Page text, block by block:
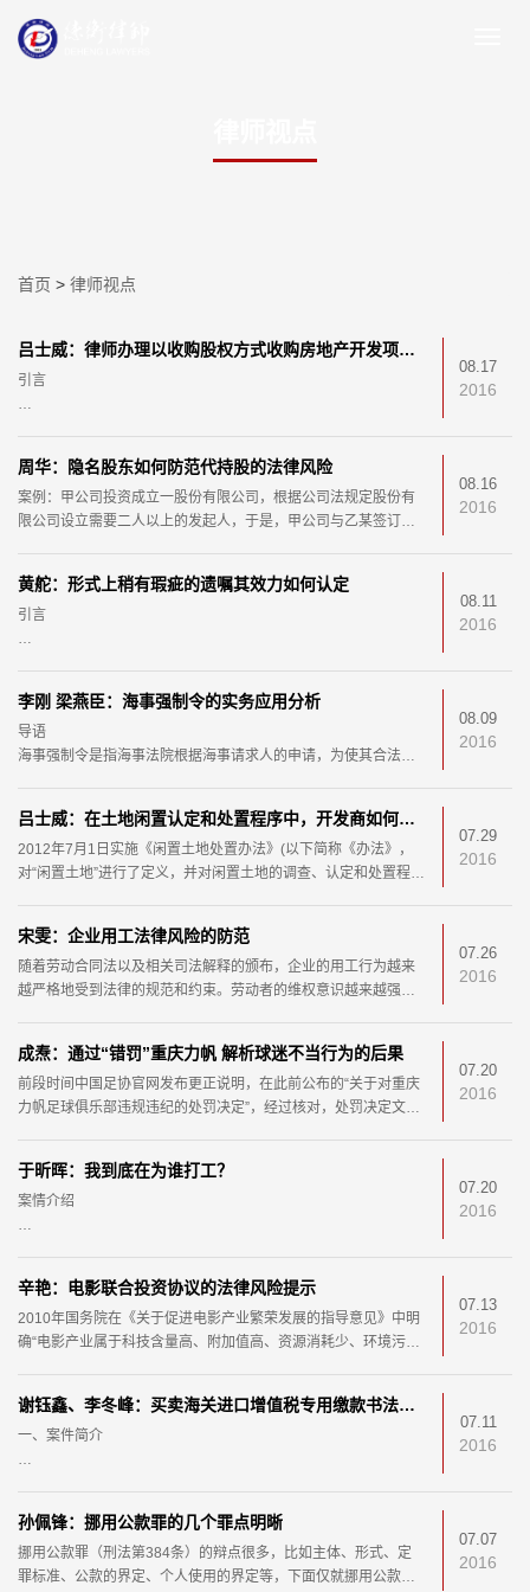
首页 > 律师视点
吕士威：律师办理以收购股权方式收购房地产开发项目之业务操作指引
引言
（随着《国有土地上房屋征收与补偿条例
08.17
2016
周华：隐名股东如何防范代持股的法律风险
案例：甲公司投资成立一股份有限公司，根据公司法规定股份有
限公司设立需要二人以上的发起人，于是，甲公司与乙某签订
08.16
2016
黄舵：形式上稍有瑕疵的遗嘱其效力如何认定
引言
的遗嘱，如内容合法，又有充分证据证
08.11
2016
李刚 梁燕臣：海事强制令的实务应用分析
导语
海事强制令是指海事法院根据海事请求人的申请，为使其合法权
08.09
2016
吕士威：在土地闲置认定和处置程序中，开发商如何维护自身利益？
2012年7月1日实施《闲置土地处置办法》(以下简称《办法》，
对“闲置土地”进行了定义，并对闲置土地的调查、认定和处置程序
07.29
2016
宋雯：企业用工法律风险的防范
随着劳动合同法以及相关司法解释的颁布，企业的用工行为越来
越严格地受到法律的规范和约束。劳动者的维权意识越来越强，
07.26
2016
成焘：通过“错罚”重庆力帆 解析球迷不当行为的后果
前段时间中国足协官网发布更正说明，在此前公布的“关于对重庆
力帆足球俱乐部违规违纪的处罚决定”，经过核对，处罚决定文本
07.20
2016
于昕晖：我到底在为谁打工？
案情介绍
该商场为规避用人责任，要求葛某
07.20
2016
辛艳：电影联合投资协议的法律风险提示
2010年国务院在《关于促进电影产业繁荣发展的指导意见》中明
确“电影产业属于科技含量高、附加值高、资源消耗少、环境污染
07.13
2016
谢钰鑫、李冬峰：买卖海关进口增值税专用缴款书法律适用问题研究
一、案件简介
已从海关获取的已缴纳进口增值税
07.11
2016
孙佩锋：挪用公款罪的几个罪点明晰
挪用公款罪（刑法第384条）的辩点很多，比如主体、形式、定
罪标准、公款的界定、个人使用的界定等，下面仅就挪用公款罪
07.07
2016